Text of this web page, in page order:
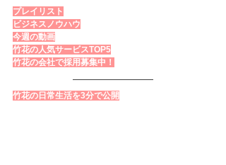
プレイリスト
ビジネスノウハウ
今週の動画
竹花の人気サービスTOP5
竹花の会社で採用募集中！
竹花の日常生活を3分で公開